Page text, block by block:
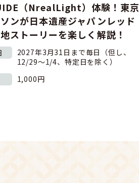
（NrealLight）体験！東京
ンが日本遺産ジャパンレッド
ストーリーを楽しく解説！
2027年3月31日まで毎日（但し、
12/29～1/4、特定日を除く）
1,000円